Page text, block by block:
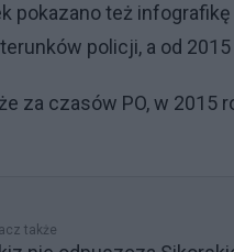
pokazano też
policji, a od
za czasów PO, w
także